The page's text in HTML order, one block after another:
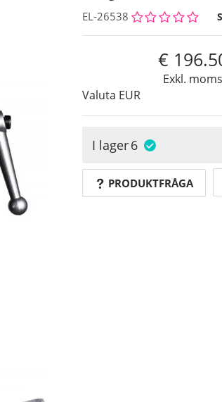
EL-26538
Exkl.
Valuta EUR
I lager6
PRODUKTFRÅGA